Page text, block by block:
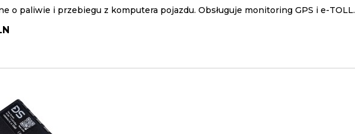
o paliwie i przebiegu z komputera pojazdu. Obsługuje monitoring GPS i e-TOLL.